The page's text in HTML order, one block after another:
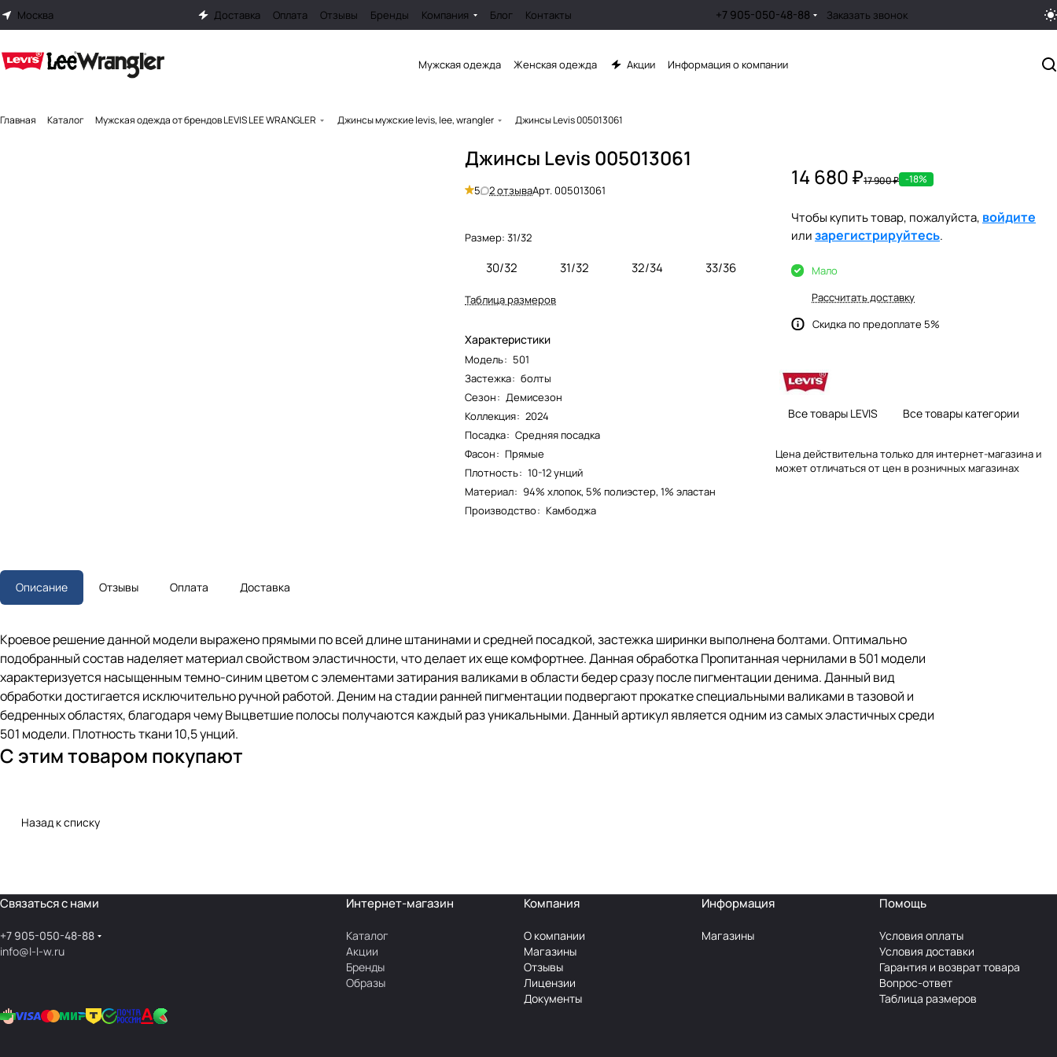
Москва Доставка Оплата Отзывы Бренды Компания Блог Контакты +7 905-050-48-88 Заказать звонок
Мужская одежда Женская одежда Акции Информация о компании
Главная Каталог Мужская одежда от брендов LEVIS LEE WRANGLER Джинсы мужские levis, lee, wrangler Джинсы Levis 005013061
Джинсы Levis 005013061
5 2 отзываАрт.005013061
Размер:31/32
30/32 31/32 32/34 33/36
Таблица размеров
Характеристики
Модель: 501
Застежка: болты
Сезон: Демисезон
Коллекция: 2024
Посадка: Средняя посадка
Фасон: Прямые
Плотность: 10-12 унций
Материал: 94% хлопок, 5% полиэстер, 1% эластан
Производство: Камбоджа
14 680 ₽17 900 ₽ -18%
Чтобы купить товар, пожалуйста, войдите
илизарегистрируйтесь.
Мало
Рассчитать доставку
Скидка по предоплате 5%
Все товары LEVIS Все товары категории
Цена действительна только для интернет-магазина и
может отличаться от цен в розничных магазинах
Описание Отзывы Оплата Доставка
Кроевое решение данной модели выражено прямыми по всей длине штанинами и средней посадкой, застежка ширинки выполнена болтами. Оптимально
подобранный состав наделяет материал свойством эластичности, что делает их еще комфортнее. Данная обработка Пропитанная чернилами в 501 модели
характеризуется насыщенным темно-синим цветом с элементами затирания валиками в области бедер сразу после пигментации денима. Данный вид
обработки достигается исключительно ручной работой. Деним на стадии ранней пигментации подвергают прокатке специальными валиками в тазовой и
бедренных областях, благодаря чему Выцветшие полосы получаются каждый раз уникальными. Данный артикул является одним из самых эластичных среди
501 модели. Плотность ткани 10,5 унций.
С этим товаром покупают
Назад к списку
Связаться с нами
+7 905-050-48-88
info@l-l-w.ru
Интернет-магазин
Каталог
Акции
Бренды
Образы
Компания
О компании
Магазины
Отзывы
Лицензии
Документы
Информация
Магазины
Помощь
Условия оплаты
Условия доставки
Гарантия и возврат товара
Вопрос-ответ
Таблица размеров